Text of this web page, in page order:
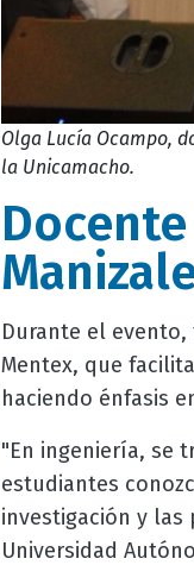
Olga Lucía Ocampo,
la Unicamacho.
Durante el
Mentex, que
haciendo énfasis
"En ingeniería, se
estudiantes
investigación y
Universidad